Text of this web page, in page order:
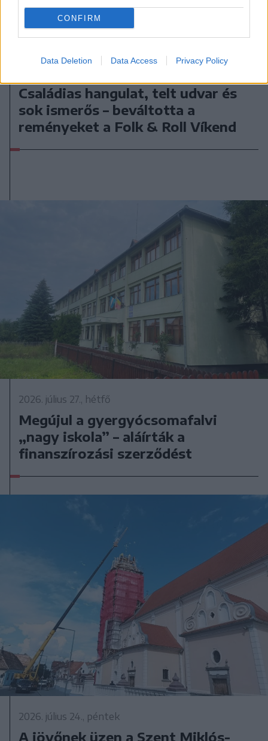
CONFIRM
Data Deletion Data Access Privacy Policy
Családias hangulat, telt udvar és
sok ismerős – beváltotta a
reményeket a Folk & Roll Víkend
2026. július 27., hétfő
Megújul a gyergyócsomafalvi
„nagy iskola” – aláírták a
finanszírozási szerződést
2026. július 24., péntek
A jövőnek üzen a Szent Miklós-